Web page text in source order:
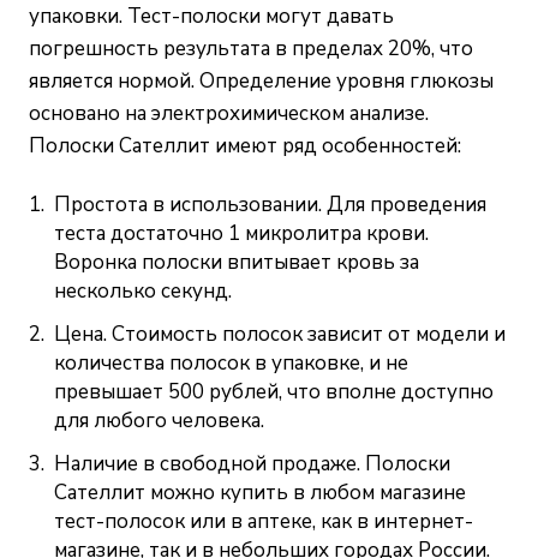
упаковки. Тест-полоски могут давать
погрешность результата в пределах 20%, что
является нормой. Определение уровня глюкозы
основано на электрохимическом анализе.
Полоски Сателлит имеют ряд особенностей:
Простота в использовании. Для проведения
теста достаточно 1 микролитра крови.
Воронка полоски впитывает кровь за
несколько секунд.
Цена. Стоимость полосок зависит от модели и
количества полосок в упаковке, и не
превышает 500 рублей, что вполне доступно
для любого человека.
Наличие в свободной продаже. Полоски
Сателлит можно купить в любом магазине
тест-полосок или в аптеке, как в интернет-
магазине, так и в небольших городах России.